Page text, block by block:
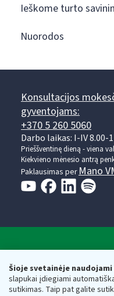
Šioje svetainėje
slapukai įdiegiami
sutikimas. Taip pat galite
Ieškome turto
Nuorodos
Konsultacijos
gyventojams:
+370 5 260 5060
Darbo laikas: I-IV 8.00-
Prieššventinę dieną - viena
Kiekvieno mėnesio antrą
Paklausimas per Mano
Respublikos finansų
Biudžetinė įstaiga. Juridinio